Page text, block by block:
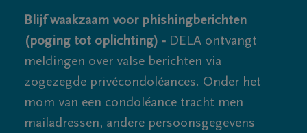
Blijf waakzaam voor phishingberichten
(poging tot oplichting) - DELA ontvangt
meldingen over valse berichten via
zogezegde privécondoléances. Onder het
mom van een condoléance tracht men
mailadressen, andere persoonsgegevens